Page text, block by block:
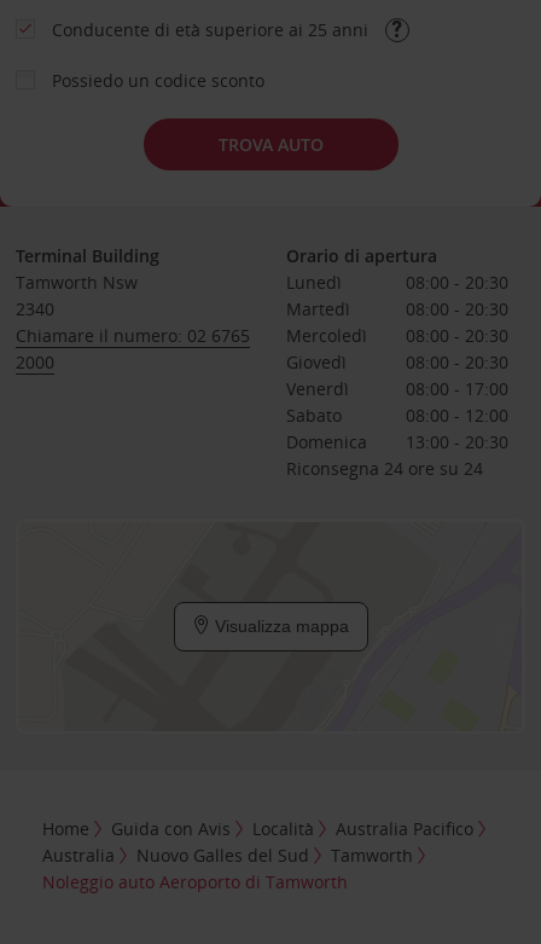
Conducente di età superiore ai 25 anni
Possiedo un codice sconto
TROVA AUTO
Terminal Building
Tamworth Nsw
2340
Chiamare il numero: 02 6765
2000
Orario di apertura
Lunedì
08:00 - 20:30
Martedì
08:00 - 20:30
Mercoledì
08:00 - 20:30
Giovedì
08:00 - 20:30
Venerdì
08:00 - 17:00
Sabato
08:00 - 12:00
Domenica
13:00 - 20:30
Riconsegna 24 ore su 24
Visualizza mappa
Home Guida con Avis Località
Australia Pacifico
Australia
Nuovo Galles del Sud
Tamworth
Noleggio auto Aeroporto di Tamworth